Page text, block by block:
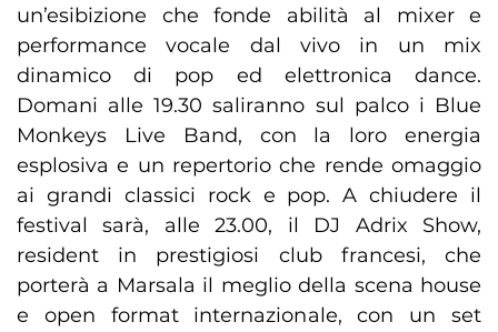
un’esibizione che fonde abilità al mixer e
performance vocale dal vivo in un mix
dinamico di pop ed elettronica dance.
Domani alle 19.30 saliranno sul palco i Blue
Monkeys Live Band, con la loro energia
esplosiva e un repertorio che rende omaggio
ai grandi classici rock e pop. A chiudere il
festival sarà, alle 23.00, il DJ Adrix Show,
resident in prestigiosi club francesi, che
porterà a Marsala il meglio della scena house
e open format internazionale, con un set